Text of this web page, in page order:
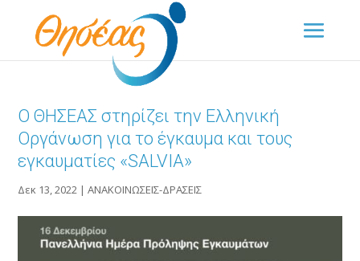
Ο ΘΗΣΕΑΣ στηρίζει την Ελληνική
Οργάνωση για το έγκαυμα και τους
εγκαυματίες «SALVIA»
Δεκ 13, 2022 |ΑΝΑΚΟΙΝΩΣΕΙΣ-ΔΡΑΣΕΙΣ